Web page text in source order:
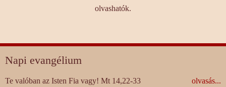
olvashatók.
Napi evangélium
Te valóban az Isten Fia vagy! Mt 14,22-33 olvasás...